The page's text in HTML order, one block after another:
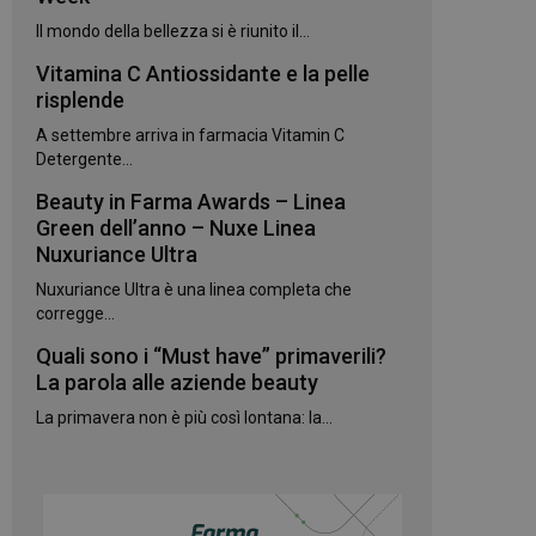
Il mondo della bellezza si è riunito il...
Vitamina C Antiossidante e la pelle
risplende
A settembre arriva in farmacia Vitamin C
Detergente...
Beauty in Farma Awards – Linea
Green dell’anno – Nuxe Linea
Nuxuriance Ultra
Nuxuriance Ultra è una linea completa che
corregge...
Quali sono i “Must have” primaverili?
La parola alle aziende beauty
La primavera non è più così lontana: la...
sul linguaggio
utilizzato per
Normalmente
il modo in cui
il sito, ma un
di accesso per un
Universal
del
da
per distinguere
È incluso in ogni
per calcolare i
per i rapporti di
Analytics per
Cookie-
consenso sui
banner dei